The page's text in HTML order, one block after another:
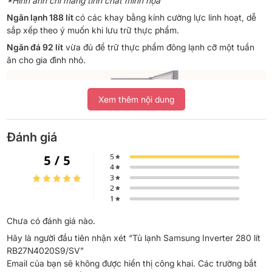
Ngăn lạnh 188 lítcó các khay bằng kính cường lực linh hoạt, dễ
sắp xếp theo ý muốn khi lưu trữ thực phẩm.
Ngăn đá 92 lítvừa đủ để trữ thực phẩm đông lạnh cỡ một tuần
ăn cho gia đình nhỏ.
*Hình ảnh chỉ mang tính chất minh họa
Công nghệ tiết kiệm điện
Công nghệ Digital Inverter được trang bị trong tủ lạnh Samsung
Xem thêm nội dung
Đánh giá
Chưa có đánh giá nào.
Hãy là người đầu tiên nhận xét “Tủ lạnh Samsung Inverter 280 lít
RB27N4020S9/SV”
Email của bạn sẽ không được hiển thị công khai. Các trường bắt